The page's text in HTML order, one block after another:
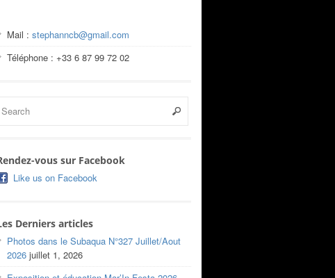
Mail : stephanncb@gmail.com
Téléphone : +33 6 87 99 72 02
vous sur Facebook
Like us on Facebook
Derniers articles
Photos dans le Subaqua N°327 Juillet/Aout
2026 juillet 1, 2026